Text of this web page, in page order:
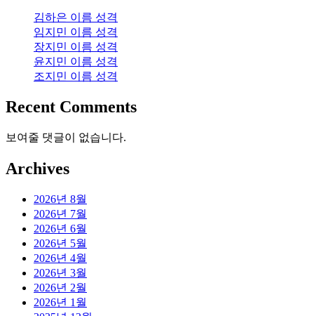
김하은 이름 성격
임지민 이름 성격
장지민 이름 성격
윤지민 이름 성격
조지민 이름 성격
Recent Comments
보여줄 댓글이 없습니다.
Archives
2026년 8월
2026년 7월
2026년 6월
2026년 5월
2026년 4월
2026년 3월
2026년 2월
2026년 1월